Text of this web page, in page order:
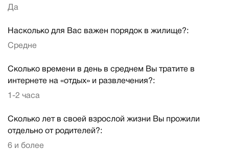
Да
Насколько для Вас важен порядок в жилище?:
Средне
Сколько времени в день в среднем Вы тратите в
интернете на «отдых» и развлечения?:
1-2 часа
Сколько лет в своей взрослой жизни Вы прожили
отдельно от родителей?:
6 и более